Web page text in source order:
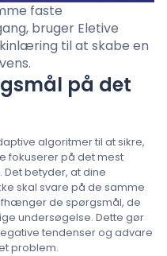
salg
faste
bruger Eletive
til at skabe en
på det
algoritmer til at sikre,
fokuserer på det mest
betyder, at dine
skal svare på de samme
de spørgsmål, de
undersøgelse. Dette gør
tendenser og advare
problem.